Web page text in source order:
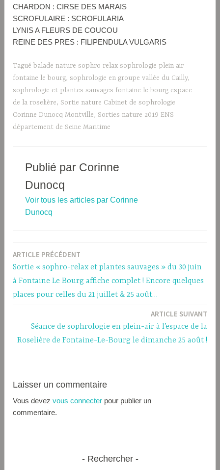
CHARDON : CIRSE DES MARAIS
SCROFULAIRE : SCROFULARIA
LYNIS A FLEURS DE COUCOU
REINE DES PRES : FILIPENDULA VULGARIS
Tagué balade nature sophro relax sophrologie plein air
fontaine le bourg,sophrologie en groupe vallée du Cailly,
sophrologie et plantes sauvages fontaine le bourg espace
de la roselière, Sortie nature Cabinet de sophrologie
Corinne Dunocq Montville, Sorties nature 2019 ENS
département de Seine Maritime
Publié par Corinne
Dunocq
Voir tous les articles par Corinne
Dunocq
Navigation
de
l’article
ARTICLE PRÉCÉDENT
Sortie « sophro-relax et plantes sauvages » du 30 juin
à Fontaine Le Bourg affiche complet ! Encore quelques
places pour celles du 21 juillet & 25 août…
ARTICLE SUIVANT
Séance de sophrologie en plein-air à l’espace de la
Roselière de Fontaine-Le-Bourg le dimanche 25 août !
Laisser un commentaire
Vous devezvous connecter pour publier un
commentaire.
Rechercher